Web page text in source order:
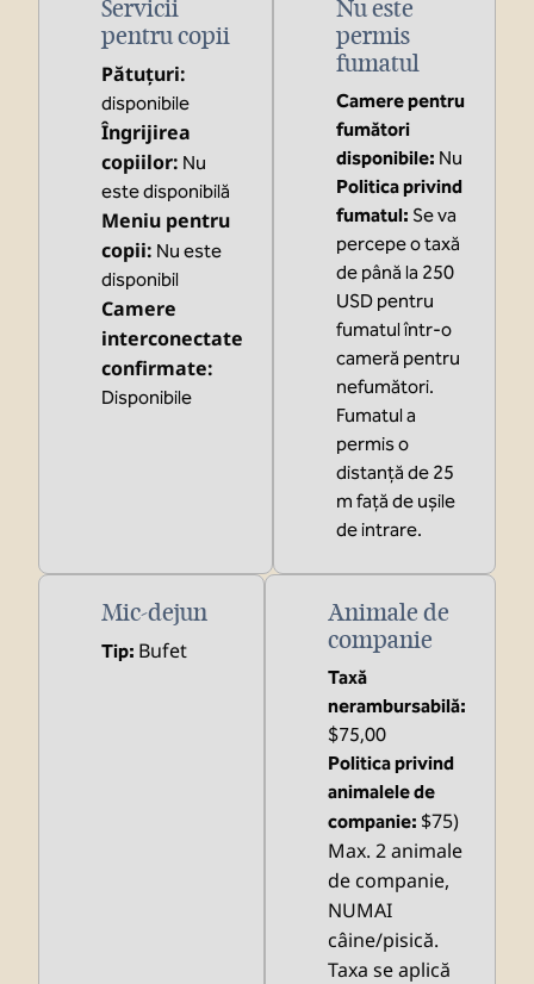
Servicii
pentru copii
Pătuțuri:
disponibile
Îngrijirea
copiilor: Nu
este disponibilă
Meniu pentru
copii: Nu este
disponibil
Camere
interconectate
confirmate:
Disponibile
Nu este
permis
fumatul
Camere pentru
fumători
disponibile: Nu
Politica privind
fumatul: Se va
percepe o taxă
de până la 250
USD pentru
fumatul într-o
cameră pentru
nefumători.
Fumatul a
permis o
distanță de 25
m față de ușile
de intrare.
Mic-dejun
Tip: Bufet
Animale de
companie
Taxă
nerambursabilă:
$75,00
Politica privind
animalele de
companie: $75)
Max. 2 animale
de companie,
NUMAI
câine/pisică.
Taxa se aplică